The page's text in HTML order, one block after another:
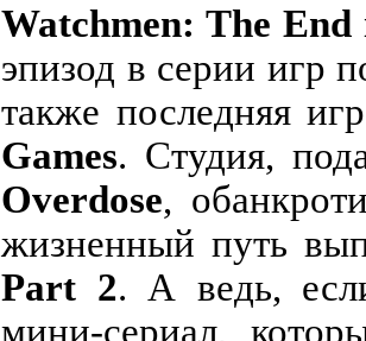
Watchmen: The
эпизод в серии игр
также последняя
Games. Студия,
Overdose,
жизненный путь
Part 2. А ведь,
мини-сериал,